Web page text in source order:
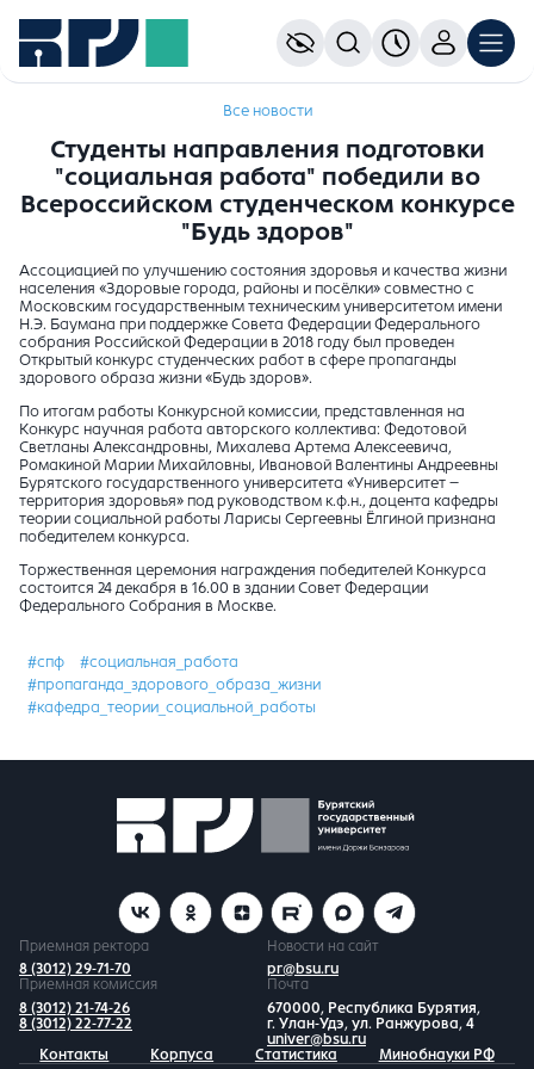
Все новости
Студенты направления подготовки
"социальная работа" победили во
Всероссийском студенческом конкурсе
"Будь здоров"
Ассоциацией по улучшению состояния здоровья и качества жизни
населения «Здоровые города, районы и посёлки» совместно с
Московским государственным техническим университетом имени
Н.Э. Баумана при поддержке Совета Федерации Федерального
собрания Российской Федерации в 2018 году был проведен
Открытый конкурс студенческих работ в сфере пропаганды
здорового образа жизни «Будь здоров».
По итогам работы Конкурсной комиссии, представленная на
Конкурс научная работа авторского коллектива: Федотовой
Светланы Александровны, Михалева Артема Алексеевича,
Ромакиной Марии Михайловны, Ивановой Валентины Андреевны
Бурятского государственного университета «Университет –
территория здоровья» под руководством к.ф.н., доцента кафедры
теории социальной работы Ларисы Сергеевны Ёлгиной признана
победителем конкурса.
Торжественная церемония награждения победителей Конкурса
состоится 24 декабря в 16.00 в здании Совет Федерации
Федерального Собрания в Москве.
#спф
#социальная_работа
#пропаганда_здорового_образа_жизни
#кафедра_теории_социальной_работы
Приемная ректора
8 (3012) 29-71-70
Новости на сайт
pr@bsu.ru
Приемная комиссия
8 (3012) 21-74-26
8 (3012) 22-77-22
Почта
670000, Республика Бурятия,
г. Улан-Удэ, ул. Ранжурова, 4
univer@bsu.ru
Контакты
Корпуса Статистика Минобнауки РФ